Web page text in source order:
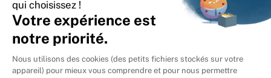
International
🇪🇸 Espagne
🇩🇪Allemagne
🇮🇹 Italie